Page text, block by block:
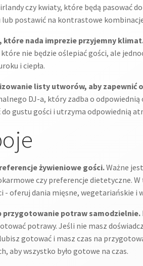
czy kwiaty, które będą pasować
postawić na kontrastowe
nada imprezie przyjemny
nie będzie oślepiać gości, ale
i ciepła.
listy utworów, aby zapewnić
DJ-a, który zadba o
gustu gości i utrzyma odpowiednią
żywieniowe gości.Ważne
czy preferencje dietetyczne.
oferuj dania mięsne, wegetariańskie i
przygotowanie potraw samodzielnie.
potrawy. Jeśli nie masz
gotować i masz czas na
aby wszystko było gotowe na czas.